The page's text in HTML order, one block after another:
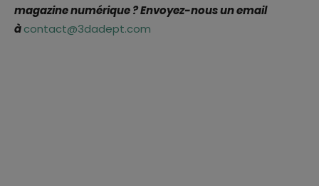
magazine numérique ? Envoyez-nous un email
àcontact@3dadept.com